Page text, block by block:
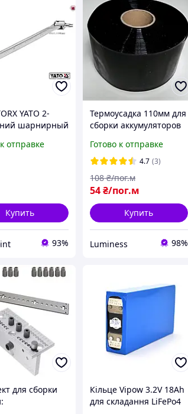
YATO 2-
шарнирный
и сборки
отправке
Купить
93%
Термоусадка 110мм для
сборки аккумуляторов
Термоусадочна пленка
толстая 0,1мм
Готово к отправке
4.7 (3)
54₴/пог.м
108 ₴/пог.м
Купить
Luminess 98%
для сборки
Кільце Vipow 3.2V 18Ah
для складання LiFePo4